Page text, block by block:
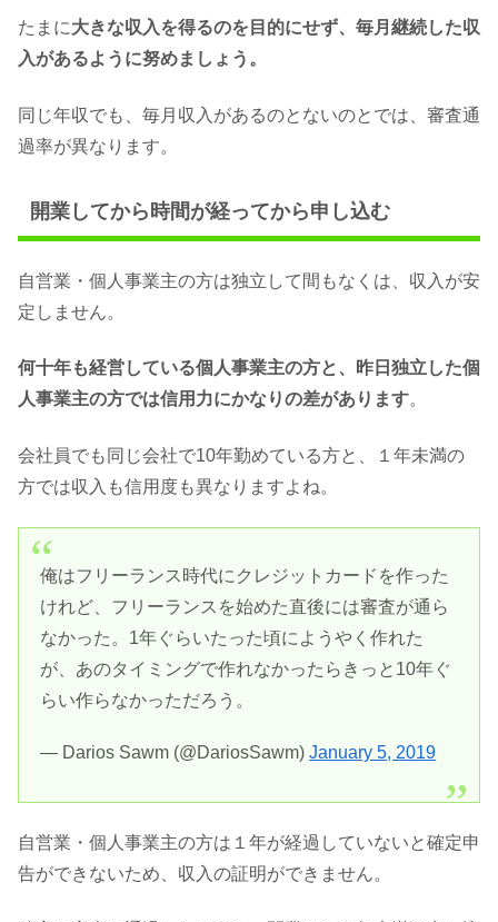
たまに大きな収入を得るのを目的にせず、毎月継続した収
入があるように努めましょう。
同じ年収でも、毎月収入があるのとないのとでは、審査通
過率が異なります。
開業してから時間が経ってから申し込む
自営業・個人事業主の方は独立して間もなくは、収入が安
定しません。
何十年も経営している個人事業主の方と、昨日独立した個
人事業主の方では信用力にかなりの差があります。
会社員でも同じ会社で10年勤めている方と、１年未満の
方では収入も信用度も異なりますよね。
俺はフリーランス時代にクレジットカードを作った
けれど、フリーランスを始めた直後には審査が通ら
なかった。1年ぐらいたった頃にようやく作れた
が、あのタイミングで作れなかったらきっと10年ぐ
らい作らなかっただろう。
— Darios Sawm (@DariosSawm)January 5, 2019
自営業・個人事業主の方は１年が経過していないと確定申
告ができないため、収入の証明ができません。